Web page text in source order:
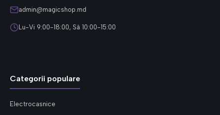
admin@magicshop.md
Lu-Vi 9:00-18:00, Sâ 10:00-15:00
Categorii populare
Electrocasnice